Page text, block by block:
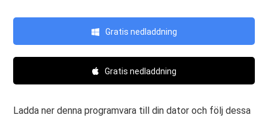
Gratis nedladdning
Gratis nedladdning
Ladda ner denna programvara till din dator och följ dessa